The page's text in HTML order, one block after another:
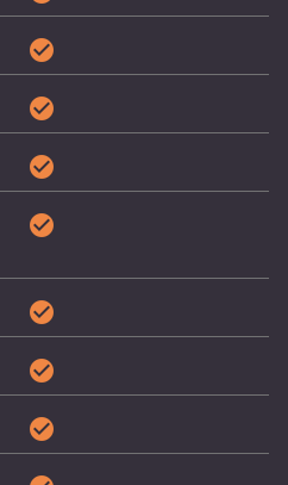
check_circle
check_circle
check_circle
check_circle
check_circle
check_circle
check_circle